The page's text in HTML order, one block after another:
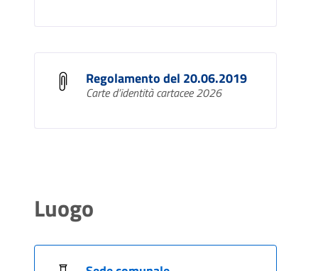
Regolamento del 20.06.2019
Carte d’identità cartacee 2026
Luogo